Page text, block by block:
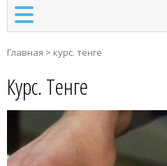
Главная > курс. тенге
Курс. Тенге